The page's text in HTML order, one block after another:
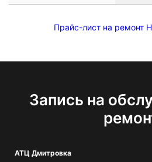
Прайс-лист на ремонт
Запись на
АТЦ Дмитровка